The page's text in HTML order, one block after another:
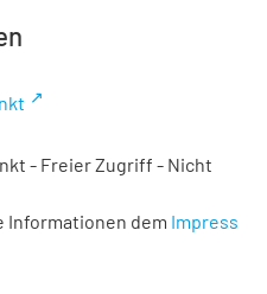
- Freier Zugriff - Nicht
Informationen dem Impress